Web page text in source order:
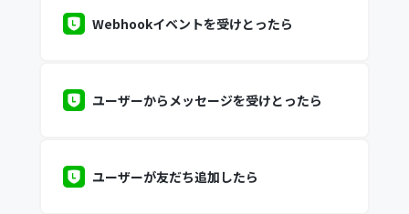
Webhookイベントを受けとったら
ユーザーからメッセージを受けとったら
ユーザーが友だち追加したら